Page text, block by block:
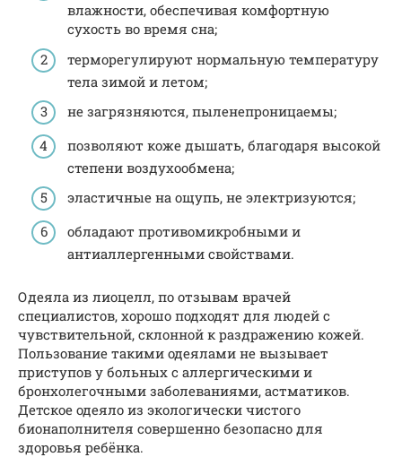
влажности, обеспечивая комфортную
сухость во время сна;
терморегулируют нормальную температуру
тела зимой и летом;
не загрязняются, пыленепроницаемы;
позволяют коже дышать, благодаря высокой
степени воздухообмена;
эластичные на ощупь, не электризуются;
обладают противомикробными и
антиаллергенными свойствами.
Одеяла из лиоцелл, по отзывам врачей
специалистов, хорошо подходят для людей с
чувствительной, склонной к раздражению кожей.
Пользование такими одеялами не вызывает
приступов у больных с аллергическими и
бронхолегочными заболеваниями, астматиков.
Детское одеяло из экологически чистого
бионаполнителя совершенно безопасно для
здоровья ребёнка.